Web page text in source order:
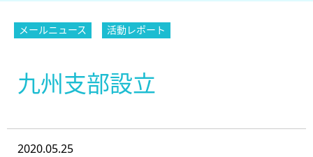
メールニュース 活動レポート
九州支部設立
2020.05.25